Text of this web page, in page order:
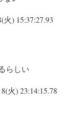
火) 15:37:27.93
らしい
火) 23:14:15.78